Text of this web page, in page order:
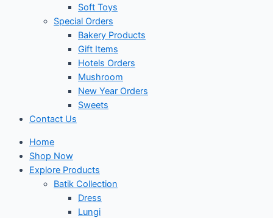
Soft Toys
Special Orders
Bakery Products
Gift Items
Hotels Orders
Mushroom
New Year Orders
Sweets
Contact Us
Home
Shop Now
Explore Products
Batik Collection
Dress
Lungi